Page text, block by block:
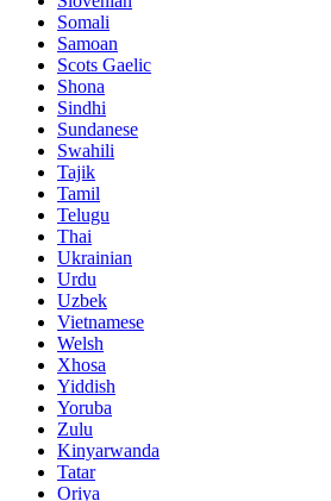
Somali
Samoan
Scots Gaelic
Shona
Sindhi
Sundanese
Swahili
Tajik
Tamil
Telugu
Thai
Ukrainian
Urdu
Uzbek
Vietnamese
Welsh
Xhosa
Yiddish
Yoruba
Zulu
Kinyarwanda
Tatar
Oriya